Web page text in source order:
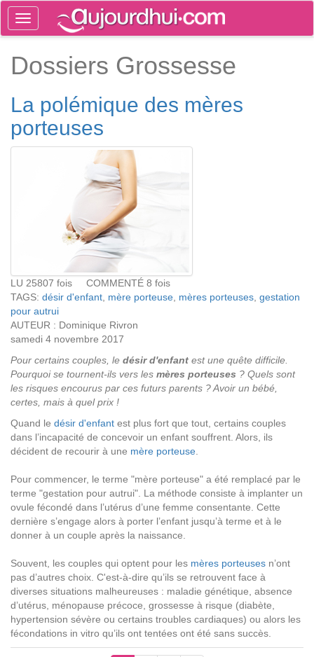
Toggle
navigation
Dossiers Grossesse
La polémique des mères
porteuses
LU 25807 fois COMMENTÉ 8 fois
TAGS: désir d'enfant mère porteuse mères porteuses gestation
pour autrui
AUTEUR : Dominique Rivron
samedi 4 novembre 2017
Pour certains couples, le désir d'enfant est une quête difficile.
Pourquoi se tournent-ils vers les mères porteuses ? Quels sont
les risques encourus par ces futurs parents ? Avoir un bébé,
certes, mais à quel prix !
Quand le désir d'enfant est plus fort que tout, certains couples
dans l’incapacité de concevoir un enfant souffrent. Alors, ils
décident de recourir à une mère porteuse
Pour commencer, le terme "mère porteuse" a été remplacé par le
terme "gestation pour autrui". La méthode consiste à implanter un
ovule fécondé dans l’utérus d’une femme consentante. Cette
dernière s’engage alors à porter l’enfant jusqu’à terme et à le
donner à un couple après la naissance.
Souvent, les couples qui optent pour les mères porteuses n’ont
pas d’autres choix. C'est-à-dire qu’ils se retrouvent face à
diverses situations malheureuses : maladie génétique, absence
d’utérus, ménopause précoce, grossesse à risque (diabète,
hypertension sévère ou certains troubles cardiaques) ou alors les
fécondations in vitro qu’ils ont tentées ont été sans succès.